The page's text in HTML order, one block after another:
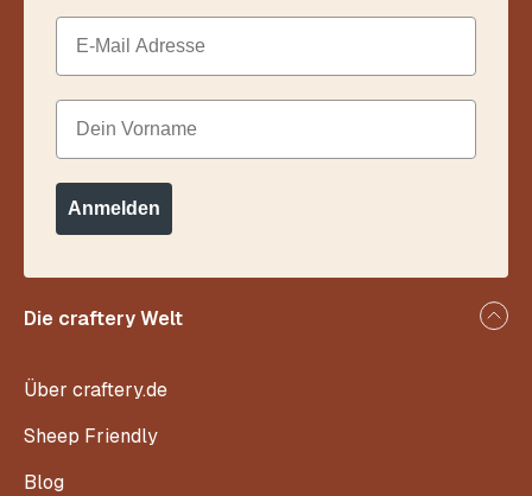
Die craftery Welt
Über craftery.de
Sheep Friendly
Blog
Email
Dein Vorname
Anmelden